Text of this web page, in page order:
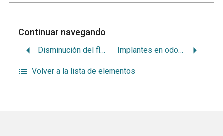
Continuar navegando
Disminución del flujo salival: medicamentos de uso pediátrico que lo provocan Implantes en odotopediatría
Volver a la lista de elementos